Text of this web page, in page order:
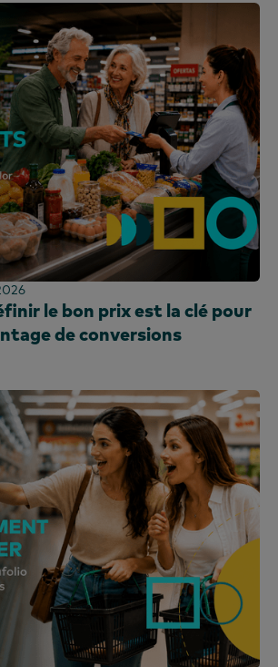
(CN)
(EN)
et Irlande
unis
le bon prix est la clé pour
de conversions